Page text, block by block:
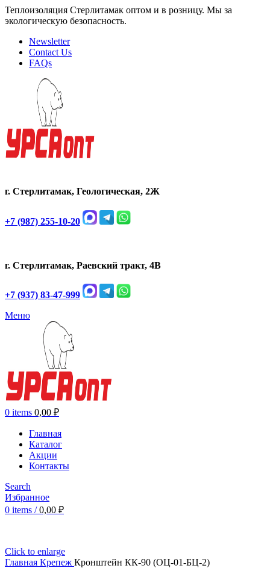
Теплоизоляция Стерлитамак оптом и в розницу. Мы за
экологическую безопасность.
Newsletter
Contact Us
FAQs
г. Стерлитамак, Геологическая, 2Ж
+7 (987) 255-10-20
г. Стерлитамак, Раевский тракт, 4В
+7 (937) 83-47-999
Меню
0 items 0,00 ₽
Главная
Каталог
Акции
Контакты
Search
Избранное
0 items / 0,00 ₽
Click to enlarge
Главная Крепеж Кронштейн КК-90 (ОЦ-01-БЦ-2)